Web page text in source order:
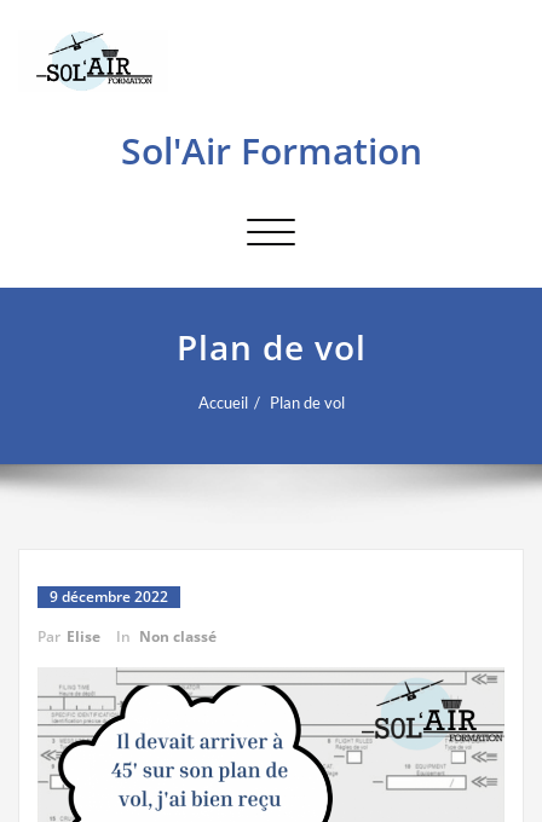
Sol'Air Formation
Afficher/masquer la navigation
Plan de vol
Accueil Plan de vol
9 décembre 2022
Par Elise In Non classé